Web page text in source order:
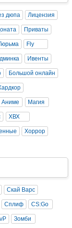
дюпа Лицензия
Приваты
Тюрьма Fly
Ивенты
Большой онлайн
Аниме Магия
ХВХ
Хоррор
Скай Варс
Сплиф CS:Go
Зомби